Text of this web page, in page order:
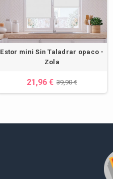
Estor mini Sin Taladrar opaco -
Zola
21,96 € 39,90 €